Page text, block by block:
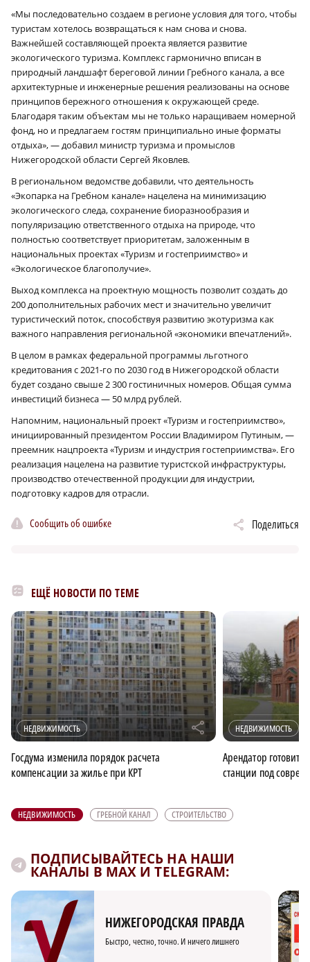
«Мы последовательно создаем в регионе условия для того, чтобы
туристам хотелось возвращаться к нам снова и снова.
Важнейшей составляющей проекта является развитие
экологического туризма. Комплекс гармонично вписан в
природный ландшафт береговой линии Гребного канала, а все
архитектурные и инженерные решения реализованы на основе
принципов бережного отношения к окружающей среде.
Благодаря таким объектам мы не только наращиваем номерной
фонд, но и предлагаем гостям принципиально иные форматы
отдыха», — добавил министр туризма и промыслов
Нижегородской области Сергей Яковлев.
В региональном ведомстве добавили, что деятельность
«Экопарка на Гребном канале» нацелена на минимизацию
экологического следа, сохранение биоразнообразия и
популяризацию ответственного отдыха на природе, что
полностью соответствует приоритетам, заложенным в
национальных проектах «Туризм и гостеприимство» и
«Экологическое благополучие».
Выход комплекса на проектную мощность позволит создать до
200 дополнительных рабочих мест и значительно увеличит
туристический поток, способствуя развитию экотуризма как
важного направления региональной «экономики впечатлений».
В целом в рамках федеральной программы льготного
кредитования с 2021-го по 2030 год в Нижегородской области
будет создано свыше 2 300 гостиничных номеров. Общая сумма
инвестиций бизнеса — 50 млрд рублей.
Напомним, национальный проект «Туризм и гостеприимство»,
инициированный президентом России Владимиром Путиным, —
преемник нацпроекта «Туризм и индустрия гостеприимства». Его
реализация нацелена на развитие туристской инфраструктуры,
производство отечественной продукции для индустрии,
подготовку кадров для отрасли.
Сообщить об ошибке Поделиться
ЕЩЁ НОВОСТИ ПО ТЕМЕ
НЕДВИЖИМОСТЬ r
Госдума изменила порядок расчета
компенсации за жилье при КРТ
НЕДВИЖИМОСТЬ
Арендатор готовит
станции под
НЕДВИЖИМОСТЬ ГРЕБНОЙ КАНАЛ СТРОИТЕЛЬСТВО
ПОДПИСЫВАЙТЕСЬ НА НАШИ
КАНАЛЫ В MAX И TELEGRAM:
НИЖЕГОРОДСКАЯ ПРАВДА
Быстро, честно, точно. И ничего лишнего